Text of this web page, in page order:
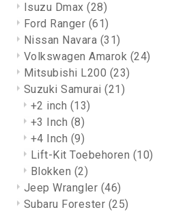
Isuzu Dmax(28)
Ford Ranger (61)
Nissan Navara (31)
Volkswagen Amarok (24)
Mitsubishi L200 (23)
Suzuki Samurai(21)
+2 inch (13)
+3 Inch (8)
+4 Inch (9)
Lift-Kit Toebehoren (10)
Blokken (2)
Jeep Wrangler (46)
Subaru Forester (25)